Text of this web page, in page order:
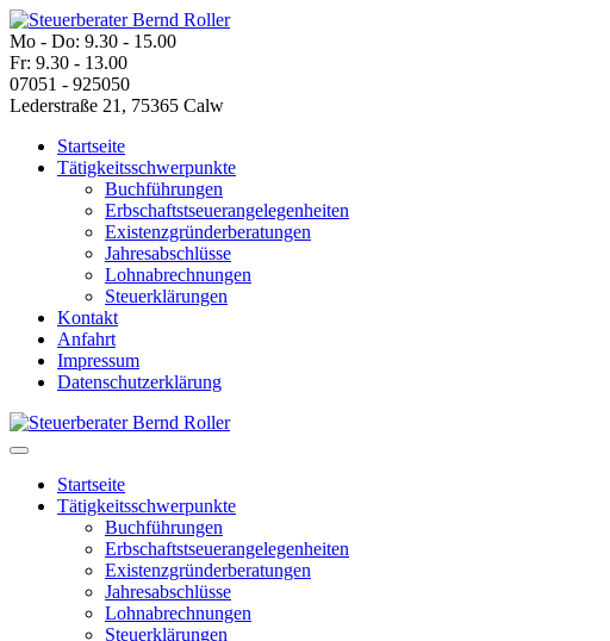
Mo - Do: 9.30 - 15.00
Fr: 9.30 - 13.00
07051 - 925050
Lederstraße 21, 75365 Calw
Startseite
Tätigkeitsschwerpunkte
Buchführungen
Erbschaftstseuerangelegenheiten
Existenzgründerberatungen
Jahresabschlüsse
Lohnabrechnungen
Steuerklärungen
Kontakt
Anfahrt
Impressum
Datenschutzerklärung
Startseite
Tätigkeitsschwerpunkte
Buchführungen
Erbschaftstseuerangelegenheiten
Existenzgründerberatungen
Jahresabschlüsse
Lohnabrechnungen
Steuerklärungen